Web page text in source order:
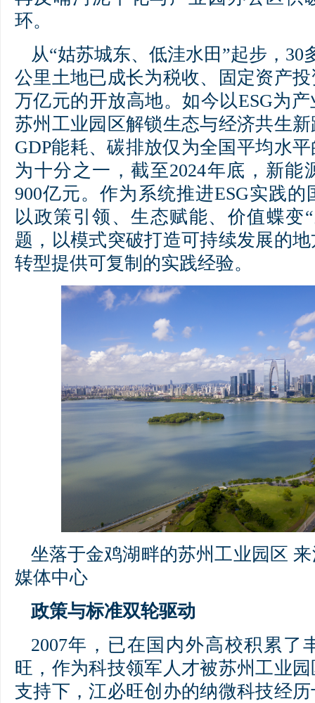
环。
从“姑苏城东、低洼水田”起步，30
公里土地已成长为税收、固定资产
万亿元的开放高地。如今以ESG为
苏州工业园区解锁生态与经济共生
GDP能耗、碳排放仅为全国平均水
为十分之一，截至2024年底，新能
900亿元。作为系统推进ESG实践
以政策引领、生态赋能、价值蝶变
题，以模式突破打造可持续发展的
转型提供可复制的实践经验。
坐落于金鸡湖畔的苏州工业园区
媒体中心
政策与标准双轮驱动
2007年，已在国内外高校积累了
旺，作为科技领军人才被苏州工业
支持下，江必旺创办的纳微科技经